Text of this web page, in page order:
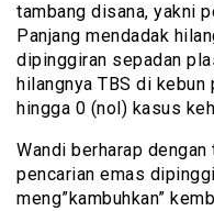
tambang disana, yakni
Panjang mendadak
dipinggiran sepadan
hilangnya TBS di kebun
hingga 0 (nol) kasus
Wandi berharap
pencarian emas
meng”kambuhkan”